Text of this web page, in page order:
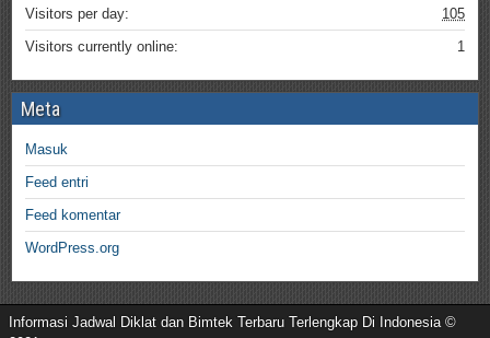
105
Visitors per day:
1
Visitors currently online:
Meta
Masuk
Feed entri
Feed komentar
WordPress.org
Informasi Jadwal Diklat dan Bimtek Terbaru Terlengkap Di Indonesia ©